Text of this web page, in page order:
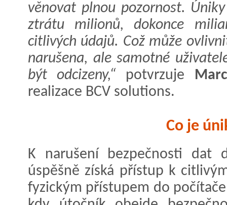
věnovat plnou pozornost.
ztrátu milionů, dokonce
citlivých údajů. Což může
narušena, ale samotné
být odcizeny,“ potvrzuje
realizace BCV solutions.
Co je
K narušení bezpečnosti dat
úspěšně získá přístup k
fyzickým přístupem do